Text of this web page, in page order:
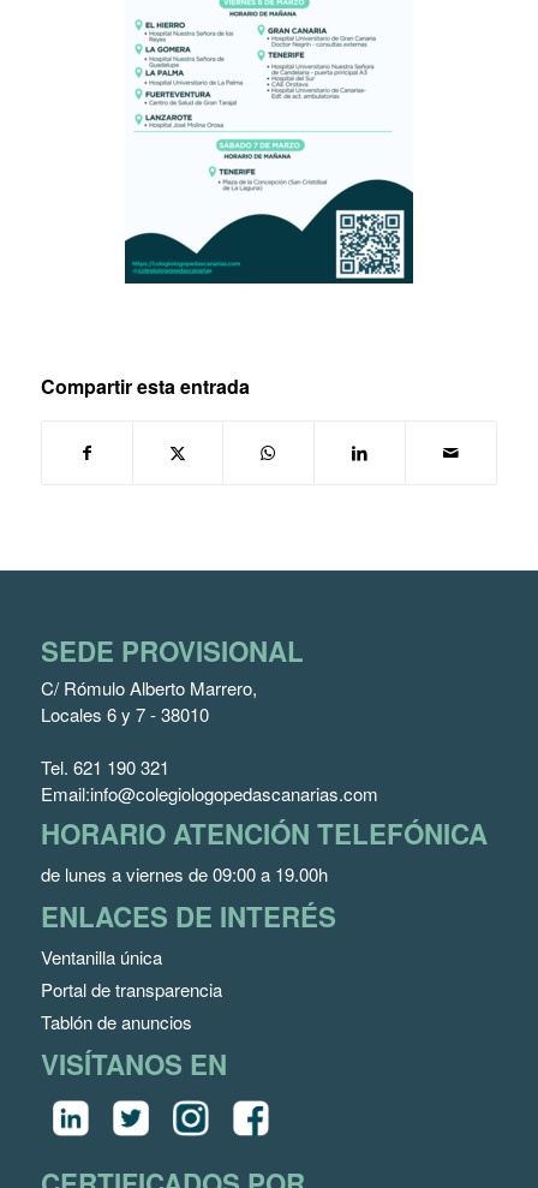
Compartir esta entrada
SEDE PROVISIONAL
C/ Rómulo Alberto Marrero,
Locales 6 y 7 - 38010
Tel. 621 190 321
Email:info@colegiologopedascanarias.com
HORARIO ATENCIÓN TELEFÓNICA
de lunes a viernes de 09:00 a 19.00h
ENLACES DE INTERÉS
Ventanilla única
Portal de transparencia
Tablón de anuncios
VISÍTANOS EN